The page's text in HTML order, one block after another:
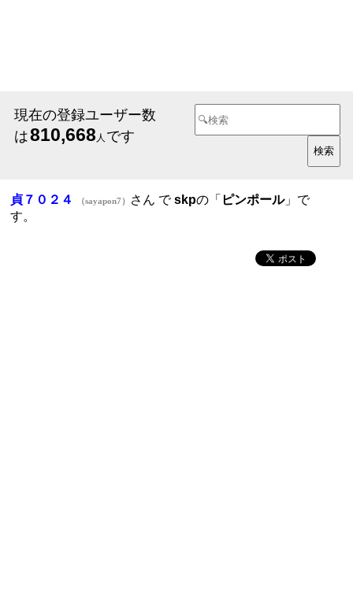
現在の登録ユーザー数
は810,668 人 です
貞７０２４ （sayapon7） さん でskpの「 ピンポール」で
す。